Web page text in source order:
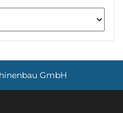
GmbH